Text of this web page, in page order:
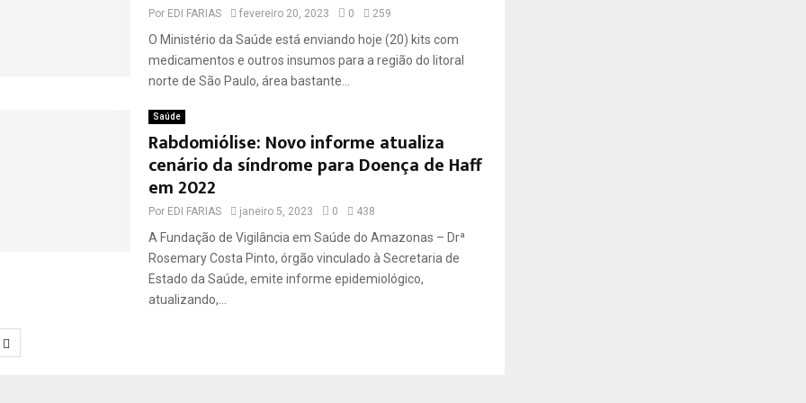
Por EDI FARIAS fevereiro 20, 2023 0 259
O Ministério da Saúde está enviando hoje (20) kits com
medicamentos e outros insumos para a região do litoral
norte de São Paulo, área bastante...
Saúde
Rabdomiólise: Novo informe atualiza
cenário da síndrome para Doença de Haff
em 2022
Por EDI FARIAS janeiro 5, 2023 0 438
A Fundação de Vigilância em Saúde do Amazonas – Drª
Rosemary Costa Pinto, órgão vinculado à Secretaria de
Estado da Saúde, emite informe epidemiológico,
atualizando,...